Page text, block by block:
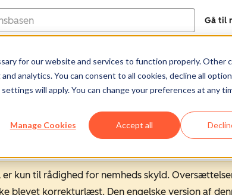
for our website and services to function properly. Other
analytics. You can consent to all cookies, decline all
will apply. You can change your preferences at any
Manage Cookies Accept all
Gå til
Help Center Dokumentation
kun til rådighed for nemheds skyld.
blevet korrekturlæst. Den engelske version af